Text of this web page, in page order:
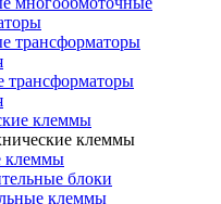
трансформаторы
трансформаторы
клеммы
клеммы
клеммы
блоки
клеммы